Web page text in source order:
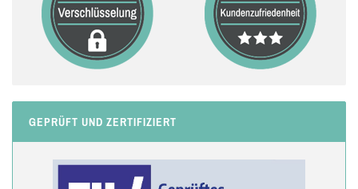
GEPRÜFT UND ZERTIFIZIERT